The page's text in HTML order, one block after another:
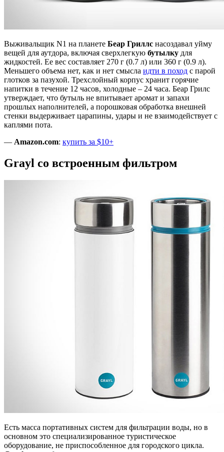
Выживальщик N1 на планете Беар Гриллс насоздавал уйму
вещей для аутдора, включая сверхлегкую бутылку для
жидкостей. Ее вес составляет 270 г (0.7 л) или 360 г (0.9 л).
Меньшего объема нет, как и нет смысла идти в поход с парой
глотков за пазухой. Трехслойный корпус хранит горячие
напитки в течение 12 часов, холодные – 24 часа. Беар Грилс
утверждает, что бутыль не впитывает аромат и запахи
прошлых наполнителей, а порошковая обработка внешней
стенки выдерживает царапины, удары и не взаимодействует с
каплями пота.
— Amazon.com: купить за $10+
Grayl со встроенным фильтром
Есть масса портативных систем для фильтрации воды, но в
основном это специализированное туристическое
оборудование, не приспособленное для городского цикла.